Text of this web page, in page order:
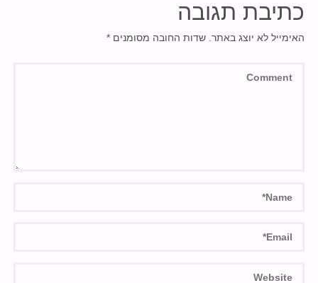
כתיבת תגובה
האימייל לא יוצג באתר. שדות החובה מסומנים *